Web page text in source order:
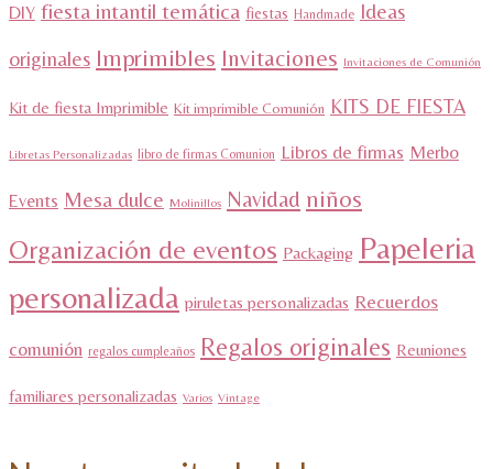
DIY fiesta intantil temática fiestas Handmade Ideas
originales Imprimibles Invitaciones Invitaciones de Comunión
Kit de fiesta Imprimible Kit imprimible Comunión KITS DE FIESTA
Libretas Personalizadas libro de firmas Comunion Libros de firmas Merbo
Events Mesa dulce Molinillos Navidad niños
Organización de eventos Packaging Papeleria
personalizada piruletas personalizadas Recuerdos
comunión regalos cumpleaños Regalos originales Reuniones
familiares personalizadas Varios Vintage